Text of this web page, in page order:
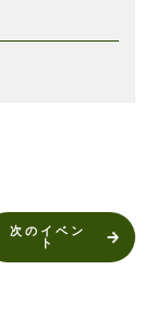
次のイベン
ト